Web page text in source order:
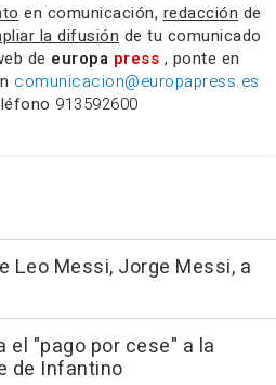
en comunicación, redacción de
la difusión de tu comunicado
de europa press , ponte en
comunicacion@europapress.es
913592600
Leo Messi, Jorge Messi, a
el "pago por cese" a la
de Infantino